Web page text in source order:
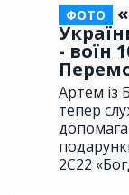
ФОТО
- воїн
Артем із
тепер
2С22